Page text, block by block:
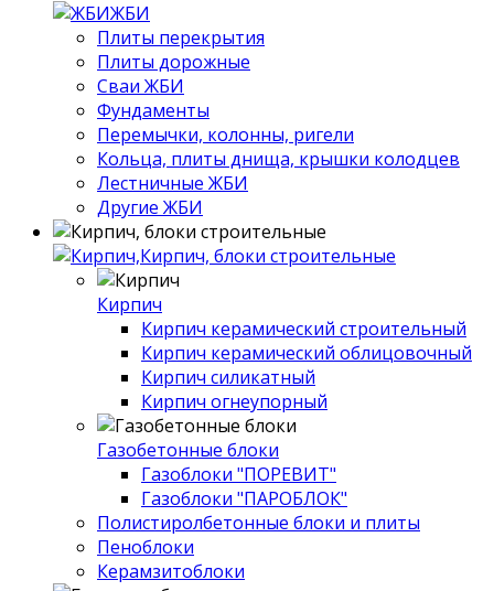
ЖБИ
Плиты перекрытия
Плиты дорожные
Сваи ЖБИ
Фундаменты
Перемычки, колонны, ригели
Кольца, плиты днища, крышки колодцев
Лестничные ЖБИ
Другие ЖБИ
Кирпич, блоки строительные
Кирпич
Кирпич керамический строительный
Кирпич керамический облицовочный
Кирпич силикатный
Кирпич огнеупорный
Газобетонные блоки
Газоблоки "ПОРЕВИТ"
Газоблоки "ПАРОБЛОК"
Полистиролбетонные блоки и плиты
Пеноблоки
Керамзитоблоки